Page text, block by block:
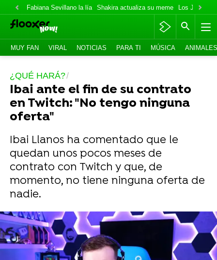
Fabiana Sevillano la lía Shakira actualiza su meme Los Jonas
MUY FAN VIRAL NOTICIAS PARA TI MÚSICA ANIMALES
¿QUÉ HARÁ?
Ibai ante el fin de su contrato
en Twitch: "No tengo ninguna
oferta"
Ibai Llanos ha comentado que le
quedan unos pocos meses de
contrato con Twitch y que, de
momento, no tiene ninguna oferta de
nadie.